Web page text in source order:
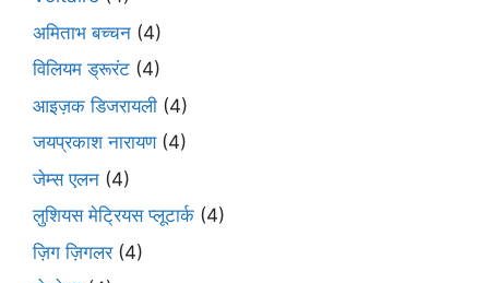
अमिताभ बच्चन (4)
विलियम ड्रूरंट (4)
आइज़क डिजरायली (4)
जयप्रकाश नारायण(4)
जेम्स एलन (4)
लुशियस मेट्रियस प्लूटार्क (4)
ज़िग ज़िगलर(4)